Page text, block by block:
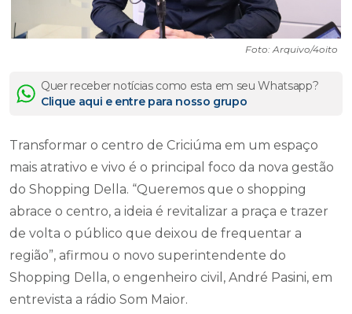
Foto: Arquivo/4oito
Quer receber notícias como esta em seu Whatsapp?
Clique aqui e entre para nosso grupo
Transformar o centro de Criciúma em um espaço
mais atrativo e vivo é o principal foco da nova gestão
do Shopping Della. “Queremos que o shopping
abrace o centro, a ideia é revitalizar a praça e trazer
de volta o público que deixou de frequentar a
região”, afirmou o novo superintendente do
Shopping Della, o engenheiro civil, André Pasini, em
entrevista a rádio Som Maior.